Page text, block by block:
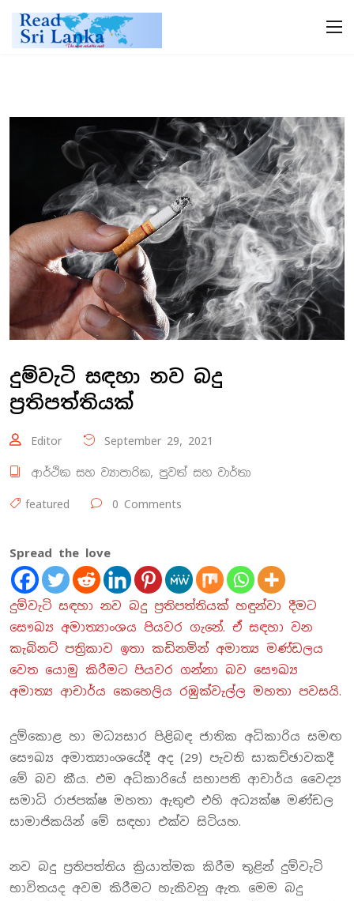
දුම්වැටි සඳහා නව බදු
ප්‍රතිපත්තියක්
Editor September 29, 2021
ආර්ථික සහ ව්‍යාපාරික, පුවත් සහ වාර්තා
featured 0 Comments
Spread the love
දුම්වැටි සඳහා නව බදු ප්‍රතිපත්තියක් හඳුන්වා දීමට
සෞඛ්‍ය අමාත්‍යාංශය පියවර ගැනේ. ඒ සඳහා වන
කැබිනට් පත්‍රිකාව ඉතා කඩිනමින් අමාත්‍ය මණ්ඩලය
වෙත යොමු කිරීමට පියවර ගන්නා බව සෞඛ්‍ය
අමාත්‍ය ආචාර්ය කෙහෙලිය රඹුක්වැල්ල මහතා පවසයි.
දුම්කොළ හා මධ්‍යසාර පිළිබඳ ජාතික අධිකාරිය සමඟ
සෞඛ්‍ය අමාත්‍යාංශයේදී අද (29) පැවති සාකච්ඡාවකදී
මේ බව කීය. එම අධිකාරියේ සභාපති ආචාර්ය වෛද්‍ය
සමාධි රාජපක්ෂ මහතා ඇතුළු එහි අධ්‍යක්ෂ මණ්ඩල
සාමාජිකයින් මේ සඳහා එක්ව සිටියහ.
නව බදු ප්‍රතිපත්තිය ක්‍රියාත්මක කිරීම තුළින් දුම්වැටි
භාවිතයද අවම කිරීමට හැකිවනු ඇත. මෙම බදු